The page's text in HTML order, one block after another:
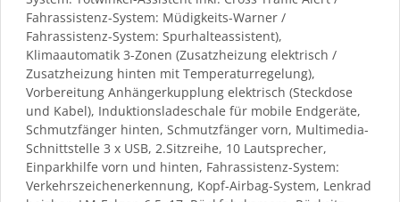
Fahrassistenz-System: Müdigkeits-Warner /
Fahrassistenz-System: Spurhalteassistent),
Klimaautomatik 3-Zonen (Zusatzheizung elektrisch /
Zusatzheizung hinten mit Temperaturregelung),
Vorbereitung Anhängerkupplung elektrisch (Steckdose
und Kabel), Induktionsladeschale für mobile Endgeräte,
Schmutzfänger hinten, Schmutzfänger vorn, Multimedia-
Schnittstelle 3 x USB, 2.Sitzreihe, 10 Lautsprecher,
Einparkhilfe vorn und hinten, Fahrassistenz-System:
Verkehrszeichenerkennung, Kopf-Airbag-System, Lenkrad